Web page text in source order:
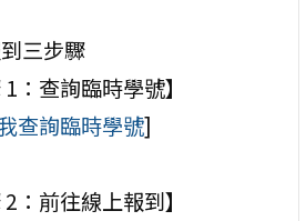
三步驟
1：查詢臨時學號】
查詢臨時學號]
2：前往線上報到】